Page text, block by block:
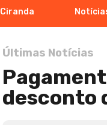
Ciranda
Últimas Notícias
desconto